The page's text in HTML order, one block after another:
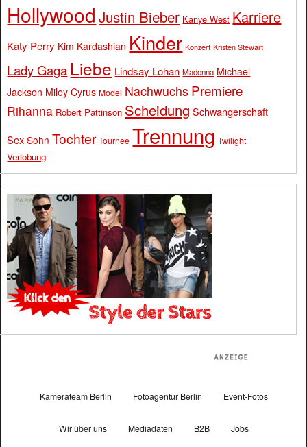
Hollywood Justin Bieber Kanye West Karriere
Katy Perry Kim Kardashian Kinder Konzert Kristen Stewart
Lady Gaga Liebe Lindsay Lohan Madonna Michael
Jackson Miley Cyrus Model Nachwuchs Premiere
Rihanna Robert Pattinson Scheidung Schwangerschaft
Sex Sohn Tochter Tournee Trennung Twilight
Verlobung
Kamerateam Berlin Fotoagentur Berlin Event-Fotos
Wir über uns Mediadaten B2B Jobs